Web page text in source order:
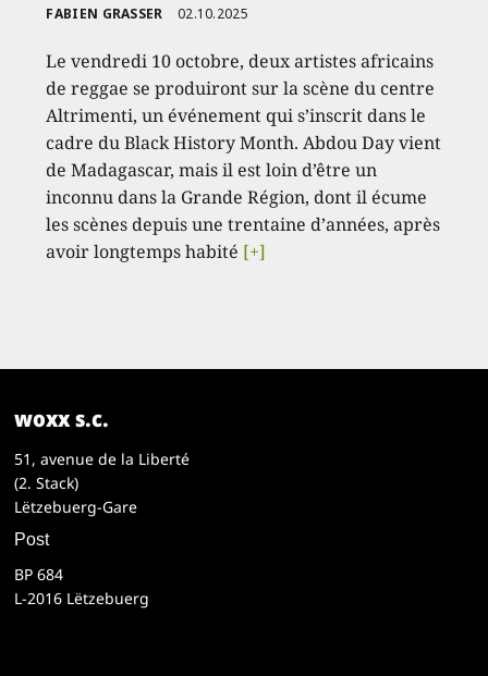
FABIEN GRASSER 02.10.2025
Le vendredi 10 octobre, deux artistes africains
de reggae se produiront sur la scène du centre
Altrimenti, un événement qui s’inscrit dans le
cadre du Black History Month. Abdou Day vient
de Madagascar, mais il est loin d’être un
inconnu dans la Grande Région, dont il écume
les scènes depuis une trentaine d’années, après
avoir longtemps habité [+]
woxx s.c.
51, avenue de la Liberté
(2. Stack)
Lëtzebuerg-Gare
Post
BP 684
L-2016 Lëtzebuerg